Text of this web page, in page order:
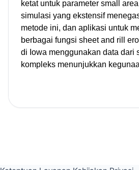
ketat untuk parameter small
simulasi yang ekstensif
metode ini, dan aplikasi untuk
berbagai fungsi sheet and rill
di Iowa menggunakan data dari
kompleks menunjukkan